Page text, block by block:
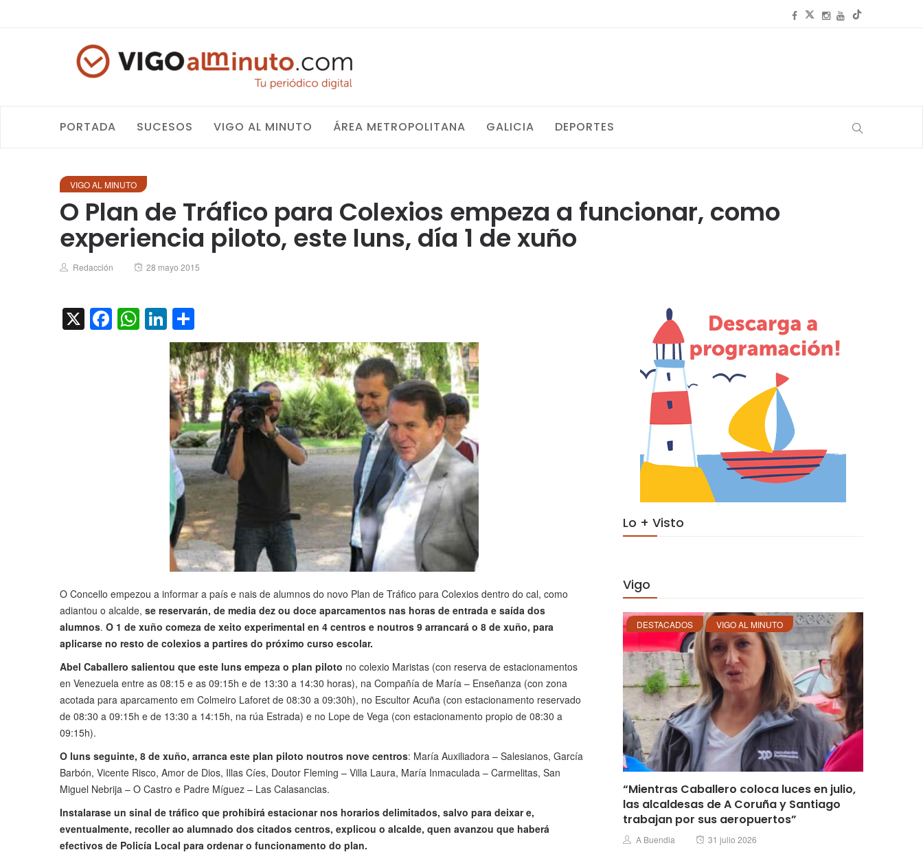
PORTADA SUCESOS VIGO AL MINUTO ÁREA METROPOLITANA GALICIA DEPORTES
VIGO AL MINUTO
O Plan de Tráfico para Colexios empeza a funcionar, como
experiencia piloto, este luns, día 1 de xuño
Author
Redacción
Posted
28 mayo 2015
X Facebook
WhatsApp
LinkedIn
O Concello empezou a informar a país e nais de alumnos do novo Plan de Tráfico para Colexios dentro do cal, como
adiantou o alcalde, se reservarán, de media dez ou doce aparcamentos nas horas de entrada e saída dos
alumnos. O 1 de xuño comeza de xeito experimental en 4 centros e noutros 9 arrancará o 8 de xuño, para
aplicarse no resto de colexios a partires do próximo curso escolar.
Abel Caballero salientou que este luns empeza o plan piloto no colexio Maristas (con reserva de estacionamentos
en Venezuela entre as 08:15 e as 09:15h e de 13:30 a 14:30 horas), na Compañía de María – Enseñanza (con zona
acotada para aparcamento em Colmeiro Laforet de 08:30 a 09:30h), no Escultor Acuña (con estacionamento reservado
de 08:30 a 09:15h e de 13:30 a 14:15h, na rúa Estrada) e no Lope de Vega (con estacionamento propio de 08:30 a
09:15h).
O luns seguinte, 8 de xuño, arranca este plan piloto noutros nove centros: María Auxiliadora – Salesianos, García
Barbón, Vicente Risco, Amor de Dios, Illas Cíes, Doutor Fleming – Villa Laura, María Inmaculada – Carmelitas, San
Miguel Nebrija – O Castro e Padre Míguez – Las Calasancias.
Instalarase un sinal de tráfico que prohibirá estacionar nos horarios delimitados, salvo para deixar e,
eventualmente, recoller ao alumnado dos citados centros, explicou o alcalde, quen avanzou que haberá
efectivos de Policía Local para ordenar o funcionamento do plan.
Lo + Visto
Vigo
DESTACADOS VIGO AL MINUTO
“Mientras Caballero coloca luces en julio,
las alcaldesas de A Coruña y Santiago
trabajan por sus aeropuertos”
Author
A Buendia
Posted
31 julio 2026